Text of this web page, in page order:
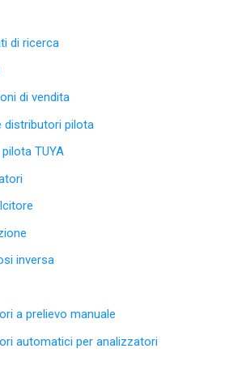
di ricerca
di vendita
distributori pilota
TUYA
inversa
a prelievo manuale
automatici per analizzatori